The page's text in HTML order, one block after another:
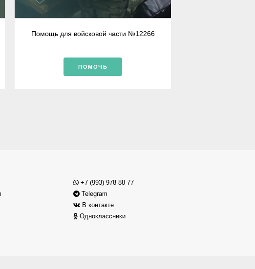
Помощь для войсковой части №12266
ПОМОЧЬ
+7 (993) 978-88-77
Telegram
В контакте
Одноклассники